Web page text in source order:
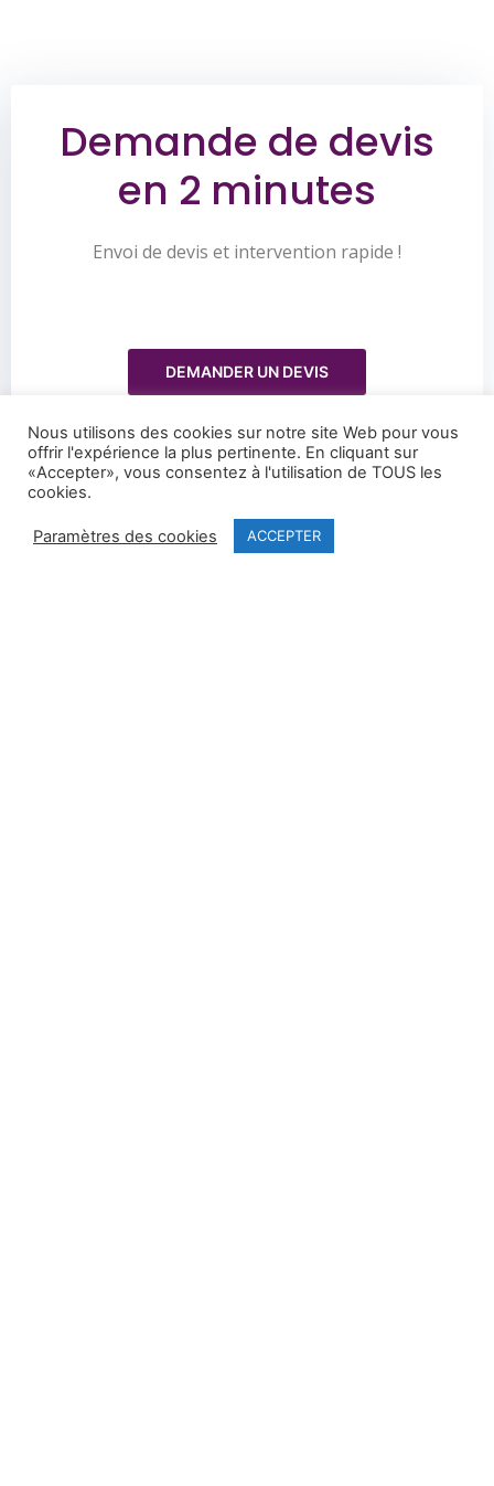
Demande de devis
en 2 minutes
Envoi de devis et intervention rapide !
DEMANDER UN DEVIS
Nous utilisons des cookies sur notre site Web pour vous
offrir l'expérience la plus pertinente. En cliquant sur
«Accepter», vous consentez à l'utilisation de TOUS les
cookies.
Paramètres des cookies ACCEPTER